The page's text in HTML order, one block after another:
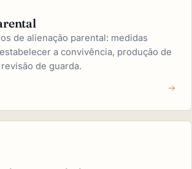
de alienação parental: medidas
a convivência, produção de
de guarda.